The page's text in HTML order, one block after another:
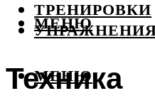
ТРЕНИРОВКИ
МЕНЮ
МЕНЮ
Техника